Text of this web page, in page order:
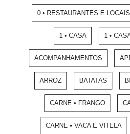
0 • RESTAURANTES E
1 • CASA 1 •
ACOMPANHAMENTOS
ARROZ BATATAS
CARNE • FRANGO
CARNE • VACA E VITELA